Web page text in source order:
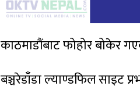
काठमाडौंबाट फोहोर बोकेर
बञ्चरेडाँडा ल्याण्डफिल साइट